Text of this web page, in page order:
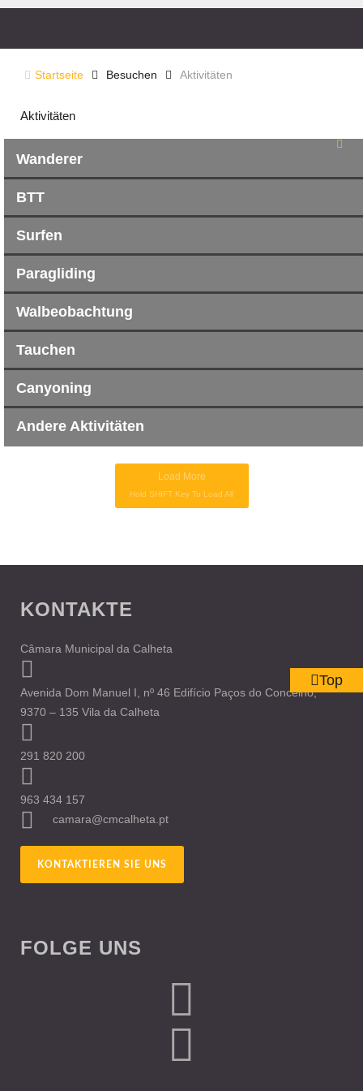
Startseite Besuchen Aktivitäten
Aktivitäten
Wanderer
BTT
Surfen
Paragliding
Walbeobachtung
Tauchen
Canyoning
Andere Aktivitäten
Load More
Hold SHIFT Key To Load All
KONTAKTE
Câmara Municipal da Calheta
Avenida Dom Manuel I, nº 46 Edifício Paços do Concelho,
9370 – 135 Vila da Calheta
291 820 200
963 434 157
camara@cmcalheta.pt
KONTAKTIEREN SIE UNS
FOLGE UNS
Top